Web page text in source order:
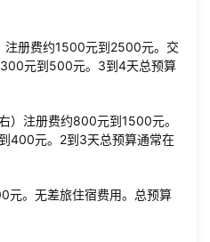
注册费约1500元到2500元。交
元到500元。3到4天总预算
）注册费约800元到1500元。
400元。2到3天总预算通常在
元。无差旅住宿费用。总预算